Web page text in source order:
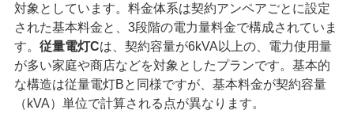
対象としています。料金体系は契約アンペアごとに設定
された基本料金と、3段階の電力量料金で構成されていま
す。 従量電灯Cは、契約容量が6kVA以上の、電力使用量
が多い家庭や商店などを対象としたプランです。基本的
な構造は従量電灯Bと同様ですが、基本料金が契約容量
（kVA）単位で計算される点が異なります。